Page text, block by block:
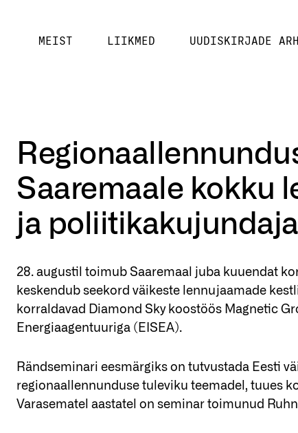
MEIST LIIKMED UUDISKIRJADE
Saaremaale kokku
ja
28. augustil toimub Saaremaal juba kuuendat
keskendub seekord väikeste lennujaamade
korraldavad Diamond Sky koostöös Magnetic
Energiaagentuuriga (EISEA).
Rändseminari eesmärgiks on tutvustada Eesti
regionaallennunduse tuleviku teemadel, tuues
Varasematel aastatel on seminar toimunud